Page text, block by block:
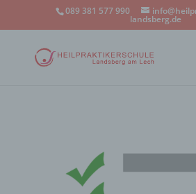
089 381 577 990
landsberg.de